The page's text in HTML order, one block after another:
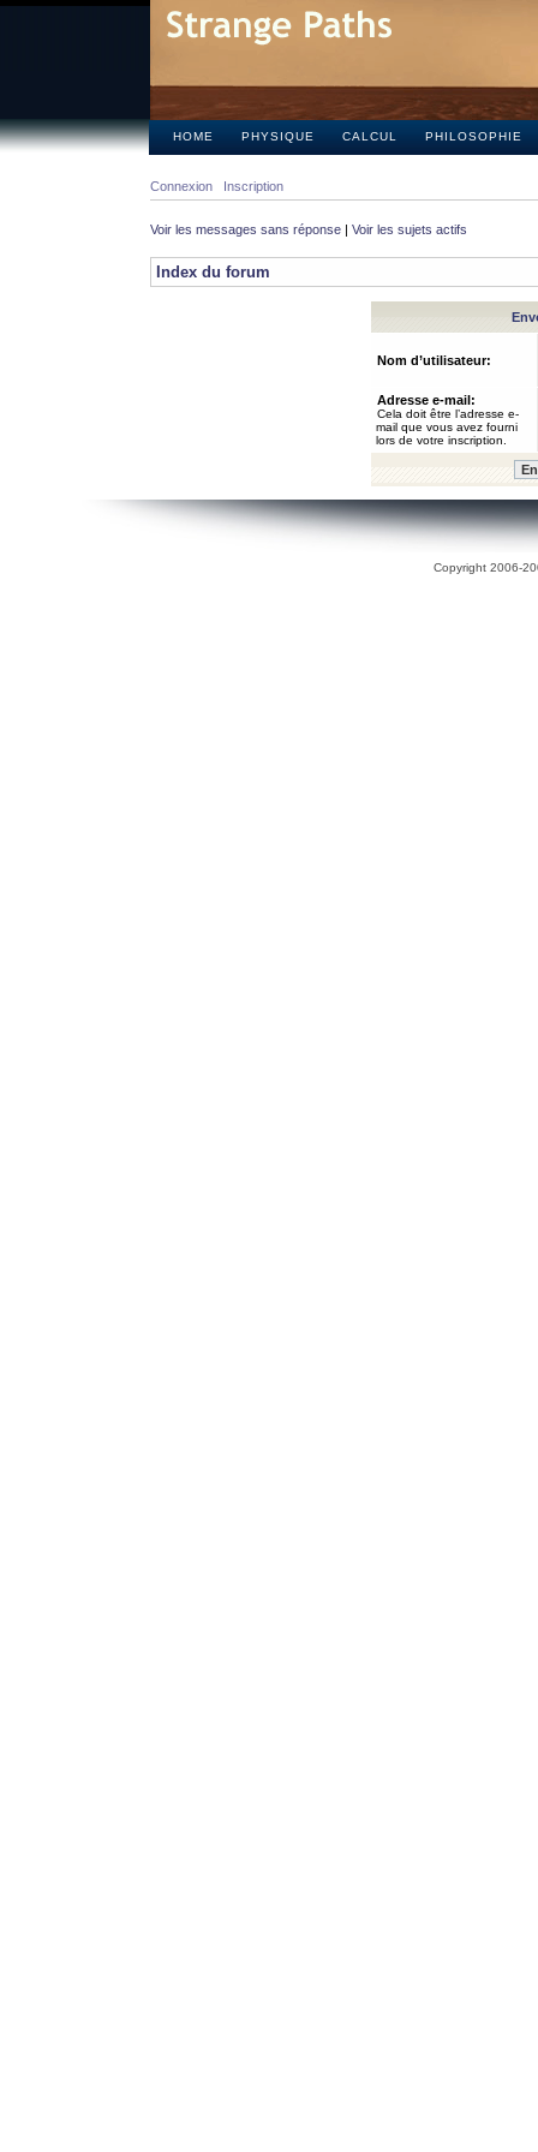
HOME PHYSIQUE CALCUL PHILOSOPHIE
Connexion Inscription
Voir les messages sans réponse | Voir les sujets actifs
Index du forum
Nom d’utilisateur:
Adresse e-mail:
Cela doit être l’adresse e-
mail que vous avez fourni
lors de votre inscription.
Copyright 2006-